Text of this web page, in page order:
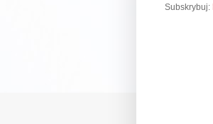
Subskrybuj: